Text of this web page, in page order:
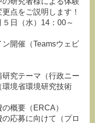
点をご説明します！
５日（水）14：00～
ン開催（Teamsウェビ
研究テーマ（行政ニー
境省環境研究技術
概要（ERCA）
の応募に向けて（プロ